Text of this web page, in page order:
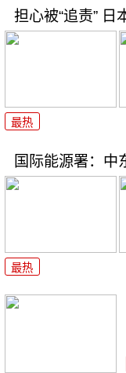
担心被“追责” 日
最热
国际能源署：中
最热